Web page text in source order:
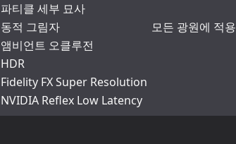
파티클 세부 묘사
동적 그림자
모든 광원에 적용
앰비언트 오클루전
HDR
Fidelity FX Super Resolution
NVIDIA Reflex Low Latency